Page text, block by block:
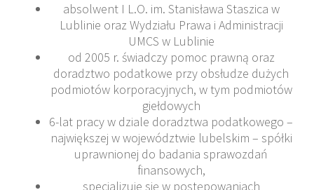
absolwent I L.O. im. Stanisława Staszica w
Lublinie oraz Wydziału Prawa i Administracji
UMCS w Lublinie
od 2005 r. świadczy pomoc prawną oraz
doradztwo podatkowe przy obsłudze dużych
podmiotów korporacyjnych, w tym podmiotów
giełdowych
6-lat pracy w dziale doradztwa podatkowego –
największej w województwie lubelskim – spółki
uprawnionej do badania sprawozdań
finansowych,
specjalizuje się w postępowaniach